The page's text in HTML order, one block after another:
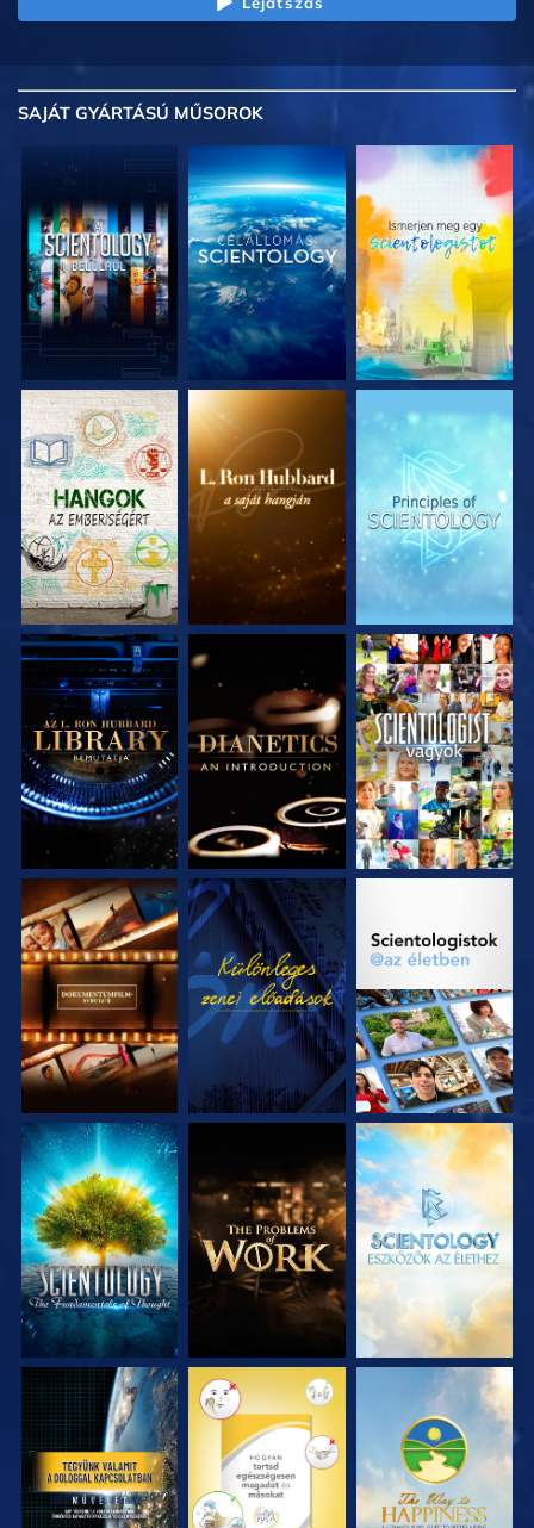
SAJÁT GYÁRTÁSÚ MŰSOROK
A SOROZAT
RÉSZEI
A SOROZAT
RÉSZEI
A SOROZAT
RÉSZEI
A SOROZAT
RÉSZEI
A SOROZAT
RÉSZEI
MŰSORNÉZÉS
A SOROZAT
RÉSZEI
MŰSORNÉZÉS
A SOROZAT
A SOROZAT
RÉSZEI
A SOROZAT
RÉSZEI
A SOROZAT
RÉSZEI
MŰSORNÉZÉS MŰSORNÉZÉS MŰSORNÉZÉS